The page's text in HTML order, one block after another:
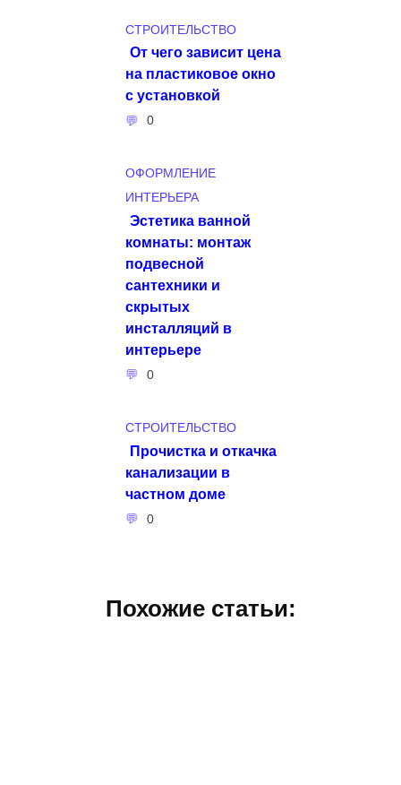
СТРОИТЕЛЬСТВО
От чего зависит цена
на пластиковое окно
с установкой
0
ОФОРМЛЕНИЕ
ИНТЕРЬЕРА
Эстетика ванной
комнаты: монтаж
подвесной
сантехники и
скрытых
инсталляций в
интерьере
0
СТРОИТЕЛЬСТВО
Прочистка и откачка
канализации в
частном доме
0
Похожие статьи: